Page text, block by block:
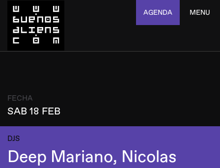
AGENDA MENU
FECHA
SAB 18 FEB
DJS
Deep Mariano, Nicolas